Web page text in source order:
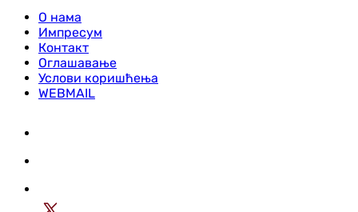
О нама
Импресум
Контакт
Оглашавање
Услови коришћења
WEBMAIL